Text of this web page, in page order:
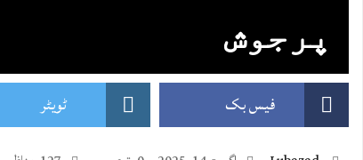
پرجوش
فیس بک ٹویٹر